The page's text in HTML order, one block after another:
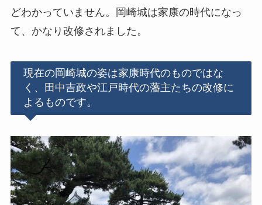
どわかっていません。岡崎城は家康の時代になっ
て、かなり改修されました。
現在の岡崎城の姿は家康時代のものではな
く、田中吉政や江戸時代の藩主たちの改修に
よるものです。